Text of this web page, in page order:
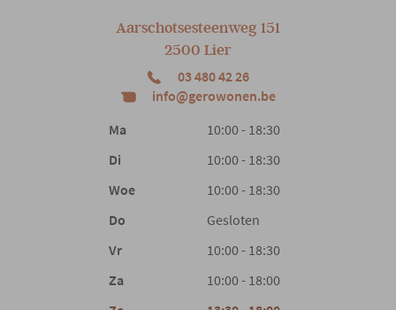
Aarschotsesteenweg 151
2500 Lier
03 480 42 26
info@gerowonen.be
Ma
10:00 - 18:30
Di
10:00 - 18:30
Woe
10:00 - 18:30
Do
Gesloten
Vr
10:00 - 18:30
Za
10:00 - 18:00